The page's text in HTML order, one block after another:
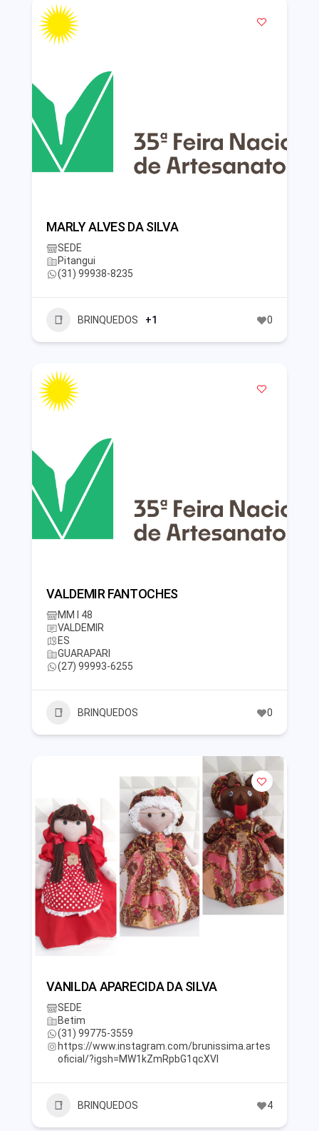
MARLY ALVES DA SILVA
SEDE
Pitangui
(31) 99938-8235
BRINQUEDOS +1 0
VALDEMIR FANTOCHES
MM I 48
VALDEMIR
ES
GUARAPARI
(27) 99993-6255
BRINQUEDOS 0
VANILDA APARECIDA DA SILVA
SEDE
Betim
(31) 99775-3559
https://www.instagram.com/brunissima.artes
oficial/?igsh=MW1kZmRpbG1qcXVl
BRINQUEDOS 4